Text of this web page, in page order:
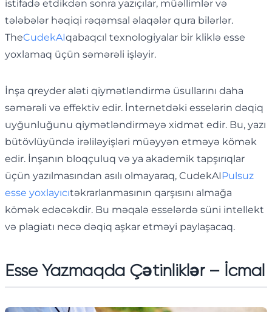
istifadə etdikdən sonra yazıçılar, müəllimlər və
tələbələr həqiqi rəqəmsal əlaqələr qura bilərlər.
TheCudekAIqabaqcıl texnologiyalar bir kliklə esse
yoxlamaq üçün səmərəli işləyir.
İnşa qreyder aləti qiymətləndirmə üsullarını daha
səmərəli və effektiv edir. İnternetdəki esselərin dəqiq
uyğunluğunu qiymətləndirməyə xidmət edir. Bu, yazı
bütövlüyündə irəliləyişləri müəyyən etməyə kömək
edir. İnşanın bloqçuluq və ya akademik tapşırıqlar
üçün yazılmasından asılı olmayaraq, CudekAIPulsuz
esse yoxlayıcıtəkrarlanmasının qarşısını almağa
kömək edəcəkdir. Bu məqalə esselərdə süni intellekt
və plagiatı necə dəqiq aşkar etməyi paylaşacaq.
Esse Yazmaqda Çətinliklər – İcmal